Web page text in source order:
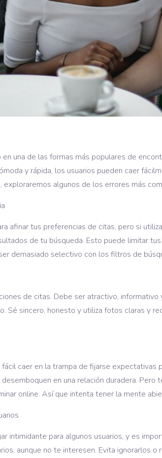
una de las formas más populares de
y rápida, los usuarios pueden caer
algunos de los errores más
afinar tus preferencias de citas, pero si
de tu búsqueda. Esto puede limitar
demasiado selectivo con los filtros de
de citas. Debe ser atractivo,
Sé sincero, honesto y utiliza fotos claras y
caer en la trampa de fijarse
en una relación duradera.
online. Así que intenta tener la mente
intimidante para algunos usuarios, y es
aunque no te interesen. Evita ignorarlos